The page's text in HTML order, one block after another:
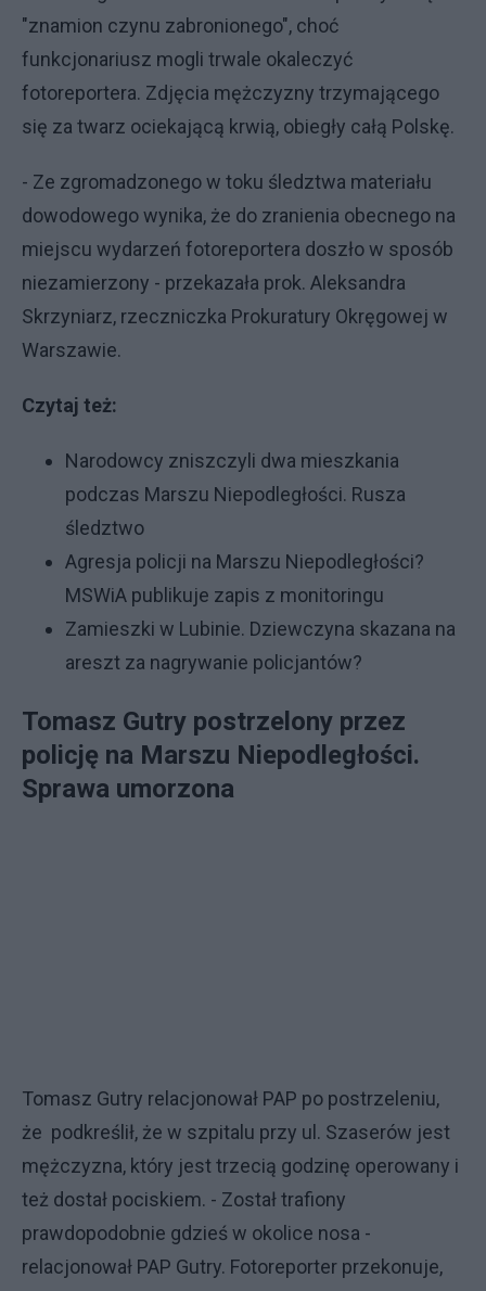
"znamion czynu zabronionego", choć
funkcjonariusz mogli trwale okaleczyć
fotoreportera. Zdjęcia mężczyzny trzymającego
się za twarz ociekającą krwią, obiegły całą Polskę.
- Ze zgromadzonego w toku śledztwa materiału
dowodowego wynika, że do zranienia obecnego na
miejscu wydarzeń fotoreportera doszło w sposób
niezamierzony - przekazała prok. Aleksandra
Skrzyniarz, rzeczniczka Prokuratury Okręgowej w
Warszawie.
Czytaj też:
Narodowcy zniszczyli dwa mieszkania
podczas Marszu Niepodległości. Rusza
śledztwo
Agresja policji na Marszu Niepodległości?
MSWiA publikuje zapis z monitoringu
Zamieszki w Lubinie. Dziewczyna skazana na
areszt za nagrywanie policjantów?
Tomasz Gutry postrzelony przez
policję na Marszu Niepodległości.
Sprawa umorzona
Tomasz Gutry relacjonował PAP po postrzeleniu,
że podkreślił, że w szpitalu przy ul. Szaserów jest
mężczyzna, który jest trzecią godzinę operowany i
też dostał pociskiem. - Został trafiony
prawdopodobnie gdzieś w okolice nosa -
relacjonował PAP Gutry. Fotoreporter przekonuje,